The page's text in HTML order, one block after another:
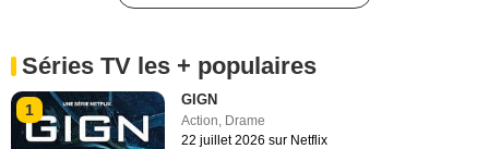
Séries TV les + populaires
1
GIGN
Action Drame
22 juillet 2026 sur Netflix